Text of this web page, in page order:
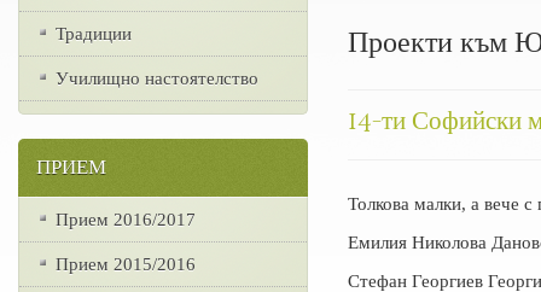
Проекти към
14-ти Софийски
Толкова малки, а вече
Емилия Николова
Стефан Георгиев
Традиции
Училищно настоятелство
ПРИЕМ
Прием 2016/2017
Прием 2015/2016